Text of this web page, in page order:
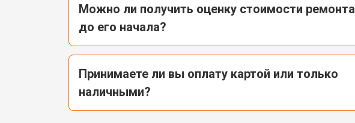
Замена стоковых потенциометров
Можно ли получить оценку стоимости ремонта
до его начала?
Принимаете ли вы оплату картой или только
наличными?